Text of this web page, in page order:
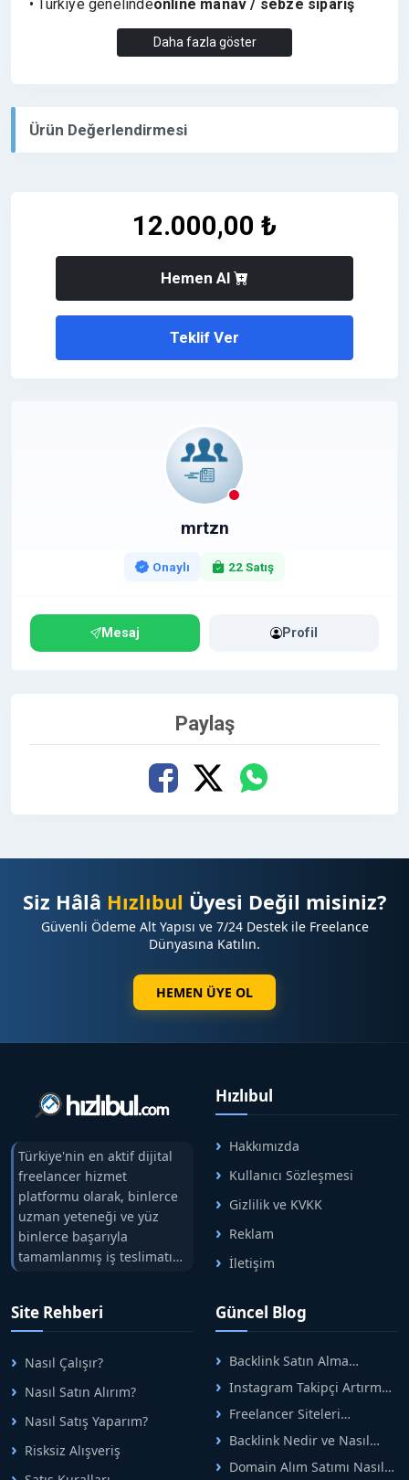
• Türkiye genelindeonline manav / sebze sipariş
kurulabilir.
• Yerel üreticileri tüketici ile buluşturantarım
listeleyebileceğiulusal e-ticaret sitesi
• Mobil uygulama ile şehir bazlı hızlı teslimat
kurulabilir.
Kısa, Türkçe ve akılda kalıcı olması sayesinde reklam
ve marka çalışmaları için büyük avantaj sağlar. Doğru
marka potansiyeline sahiptir.
Ciddi alıcılar iletişime geçebilir.
Daha fazla göster
Ürün Değerlendirmesi
12.000,00 ₺
Hemen Al
Teklif Ver
mrtzn
Onaylı 22 Satış
Mesaj Profil
Paylaş
Siz Hâlâ Hızlıbul Üyesi Değil misiniz?
Güvenli Ödeme Alt Yapısı ve 7/24 Destek ile Freelance
Dünyasına Katılın.
HEMEN ÜYE OL
Türkiye'nin en aktif dijital
freelancer hizmet
platformu olarak, binlerce
uzman yeteneği ve yüz
binlerce başarıyla
tamamlanmış iş teslimatını
tek çatıda buluşturuyoruz.
arasındaki süreci risksiz
alışveriş sistemi ile koruyan
ticaretin güvenli
adreslerinden birisidir.
Hızlıbul
Hakkımızda
Kullanıcı Sözleşmesi
Gizlilik ve KVKK
Reklam
İletişim
Site Rehberi
Nasıl Çalışır?
Nasıl Satın Alırım?
Nasıl Satış Yaparım?
Risksiz Alışveriş
Güncel Blog
Backlink Satın Alma
Rehberi: Güvenli SEO İçin
Doğru Adımlar
Instagram Takipçi Artırma
Yöntemleri: Organik Büyüme
Rehberi
Freelancer Siteleri
Arasında Doğru Seçim Nasıl
Yapılır
Backlink Nedir ve Nasıl
Alınır? Etkili Yöntemler
Domain Alım Satımı Nasıl